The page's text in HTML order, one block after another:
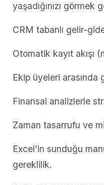
yaşadığınızı görmek
CRM tabanlı gelir-
Otomatik kayıt akışı
Ekip üyeleri arasında
Finansal analizlerle
Zaman tasarrufu ve
Excel’in sunduğu
gereklilik.